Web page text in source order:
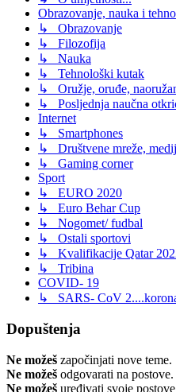
Obrazovanje, nauka i
↳ Obrazovanje
↳ Filozofija
↳ Nauka
↳ Tehnološki kutak
↳ Oružje, oruđe,
↳ Posljednja naučna
Internet
↳ Smartphones
↳ Društvene mreže,
↳ Gaming corner
Sport
↳ EURO 2020
↳ Euro Behar Cup
↳ Nogomet/ fudbal
↳ Ostali sportovi
↳ Kvalifikacije Qatar
↳ Tribina
COVID- 19
↳ SARS- CoV
Dopuštenja
Ne možeš započinjati nove teme.
Ne možeš odgovarati na postove.
Ne možeš uređivati svoje